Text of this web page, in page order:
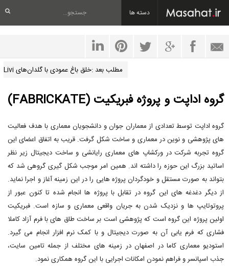
دسته ها
مطلب بعد :خلق باغ عمودی با گلدان‌های Livi
گروه اداپت و پروژه فبریکیت (FABRICKATE)
گروه اداپت توسط تعدادی از معماران جوان و دانشجویان معماری با هدف فعالیت
های پژوهشی و نوین در معماری و ساخت شکل گرفت. قریب به اتفاق اعضای این
گروه تجربه شرکت در ورکشاپ های معماری رایانشی و ساخت دیجیتال زیر نظر
اساتید بزرگ این حوزه را داشته اند. همین امر موجب شکل گیری گروهی شد که
بتواند به صورت مستقل و خودگردان پروژه هایی را در این زمینه آغاز و اجرا نماید.
از دیگر دغدغه های این گروه در تقابل با پروژه ها انجام شده تا کنون عبور از
پروتوتایپ ها و نزدیک شدن به جریان واقعی معماری و سازه است. فبریکیت
اولین پروژه این گروه است که پژوهشی است بر ساخت طاق های با فرم آزاد کاملا
فشاری که فرم یابی آن به صورت دیجیتال و با کمک نرم افزار انجام می گیرد.
استودیو معماری کاما در اصفهان در زمینه های مختلف از جمله تامین سایت،
جذب اسپانسر و فراهم نمودن امکانات اجرایی با این گروه همکاری نمود.